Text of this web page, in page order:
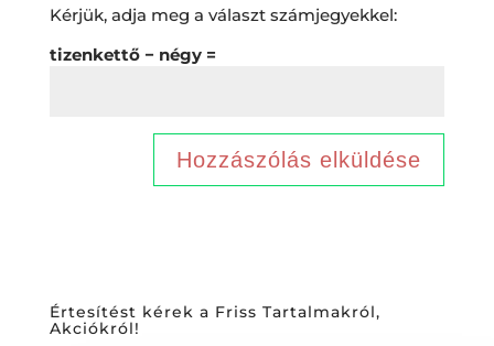
Kérjük, adja meg a választ számjegyekkel:
tizenkettő − négy =
Értesítést kérek a Friss Tartalmakról,
Akciókról!